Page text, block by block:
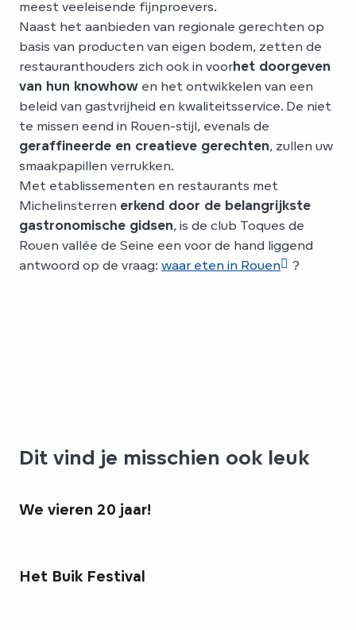
meest veeleisende fijnproevers.
Naast het aanbieden van regionale gerechten op
basis van producten van eigen bodem, zetten de
restauranthouders zich ook in voorhet doorgeven
van hun knowhow en het ontwikkelen van een
beleid van gastvrijheid en kwaliteitsservice. De niet
te missen eend in Rouen-stijl, evenals de
geraffineerde en creatieve gerechten, zullen uw
smaakpapillen verrukken.
Met etablissementen en restaurants met
Michelinsterren erkend door de belangrijkste
gastronomische gidsen, is de club Toques de
Rouen vallée de Seine een voor de hand liggend
antwoord op de vraag: waar eten in Rouen ?
Dit vind je misschien ook leuk
We vieren 20 jaar!
Het Buik Festival